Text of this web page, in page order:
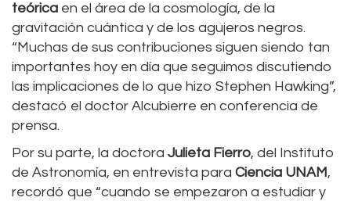
teórica en el área de la cosmología, de la
gravitación cuántica y de los agujeros negros.
“Muchas de sus contribuciones siguen siendo tan
importantes hoy en día que seguimos discutiendo
las implicaciones de lo que hizo Stephen Hawking”,
destacó el doctor Alcubierre en conferencia de
prensa.
Por su parte, la doctora Julieta Fierro, del Instituto
de Astronomía, en entrevista para Ciencia UNAM,
recordó que “cuando se empezaron a estudiar y